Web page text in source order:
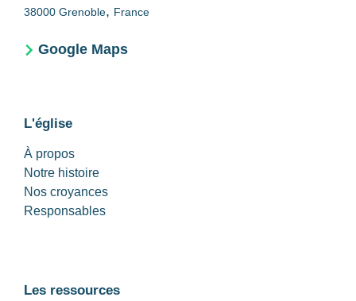
38000 Grenoble, France
Google Maps
L'église
À propos
Notre histoire
Nos croyances
Responsables
Les ressources